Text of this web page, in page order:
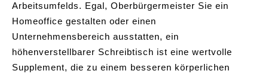
Arbeitsumfelds. Egal, Oberbürgermeister Sie ein
Homeoffice gestalten oder einen
Unternehmensbereich ausstatten, ein
höhenverstellbarer Schreibtisch ist eine wertvolle
Supplement, die zu einem besseren körperlichen